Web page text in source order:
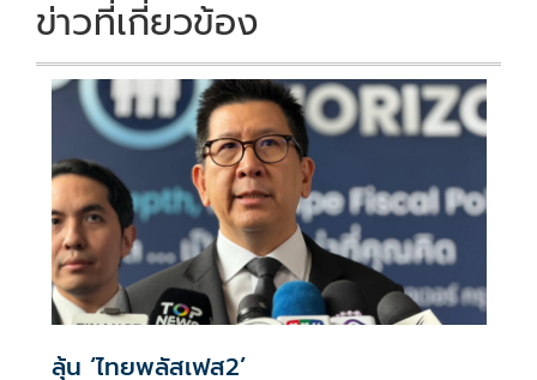
ข่าวที่เกี่ยวข้อง
ลุ้น ‘ไทยพลัสเฟส2’